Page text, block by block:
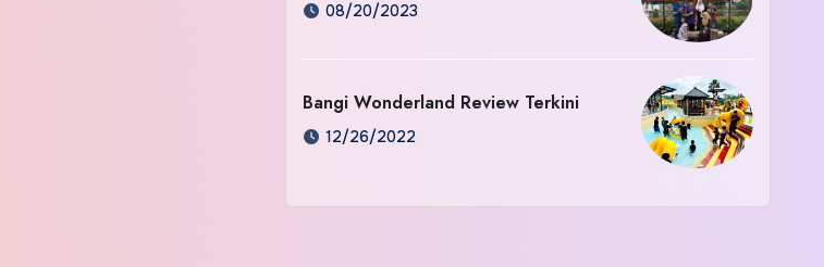
08/20/2023
Bangi Wonderland Review Terkini
12/26/2022